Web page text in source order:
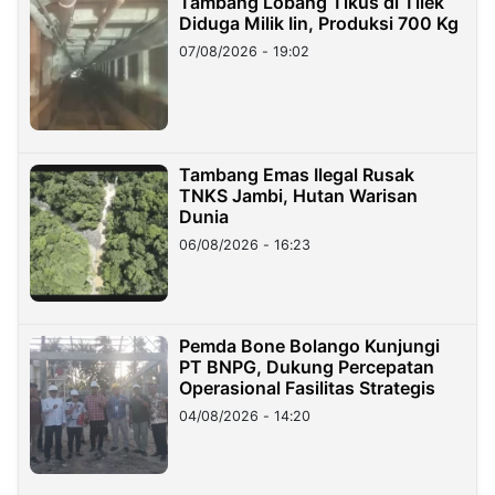
Diduga Milik Iin, Produksi 700 Kg
07/08/2026 - 19:02
Tambang Emas Ilegal Rusak
TNKS Jambi, Hutan Warisan
Dunia
06/08/2026 - 16:23
Pemda Bone Bolango Kunjungi
PT BNPG, Dukung Percepatan
Operasional Fasilitas Strategis
04/08/2026 - 14:20